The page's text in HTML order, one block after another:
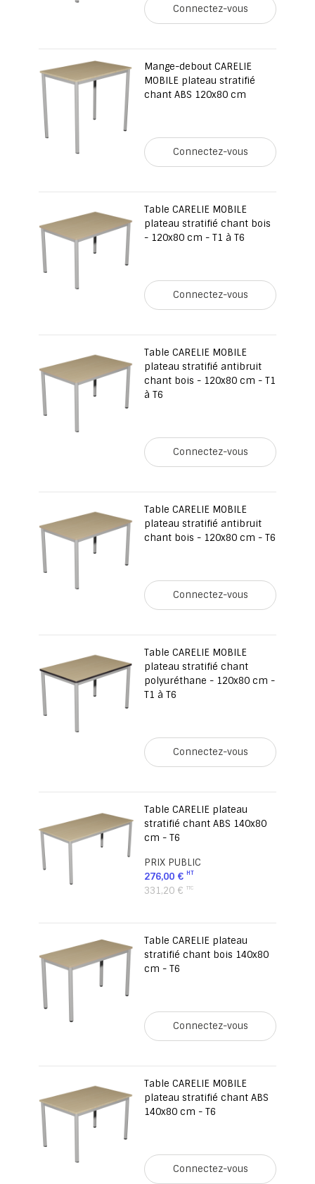
Connectez-vous
Mange-debout CARELIE
MOBILE plateau stratifié
chant ABS 120x80 cm
Connectez-vous
Table CARELIE MOBILE
plateau stratifié chant bois
- 120x80 cm - T1 à T6
Connectez-vous
Table CARELIE MOBILE
plateau stratifié antibruit
chant bois - 120x80 cm - T1
à T6
Connectez-vous
Table CARELIE MOBILE
plateau stratifié antibruit
chant bois - 120x80 cm - T6
Connectez-vous
Table CARELIE MOBILE
plateau stratifié chant
polyuréthane - 120x80 cm -
T1 à T6
Connectez-vous
Table CARELIE plateau
stratifié chant ABS 140x80
cm - T6
PRIX PUBLIC
276,00 €
331,20 €
Table CARELIE plateau
stratifié chant bois 140x80
cm - T6
Connectez-vous
Table CARELIE MOBILE
plateau stratifié chant ABS
140x80 cm - T6
Connectez-vous